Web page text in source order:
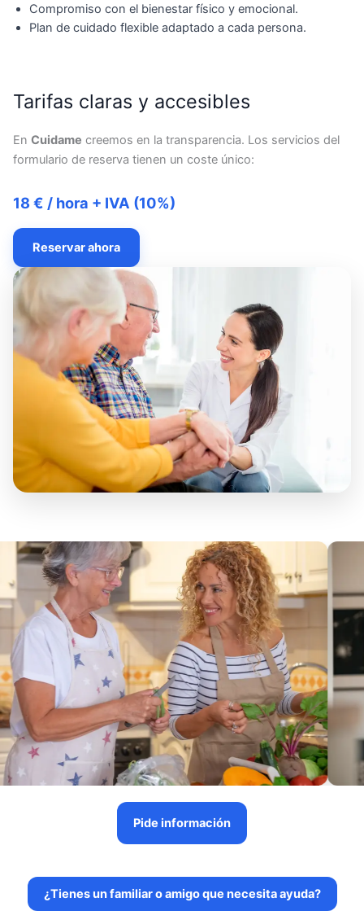
Compromiso con el bienestar físico y emocional.
Plan de cuidado flexible adaptado a cada persona.
Tarifas claras y accesibles
En Cuidame creemos en la transparencia. Los servicios del
formulario de reserva tienen un coste único:
18 € / hora + IVA (10%)
Reservar ahora
Pide información
¿Tienes un familiar o amigo que necesita ayuda?